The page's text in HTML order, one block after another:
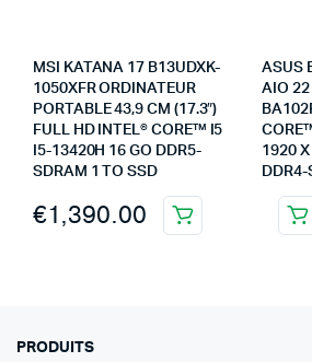
MSI KATANA 17 B13UDXK-
1050XFR ORDINATEUR
PORTABLE 43,9 CM (17.3″)
FULL HD INTEL® CORE™ I5
I5-13420H 16 GO DDR5-
SDRAM 1 TO SSD
€1,390.00
ASUS
AIO 22
1920 X
DDR4-
PRODUITS